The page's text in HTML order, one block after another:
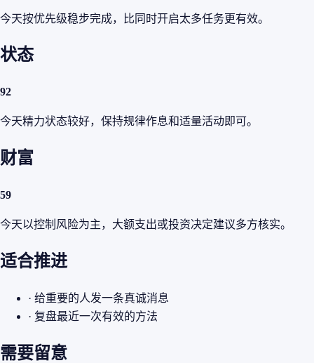
今天按优先级稳步完成，比同时开启太多任务更有效。
状态
92
今天精力状态较好，保持规律作息和适量活动即可。
财富
59
今天以控制风险为主，大额支出或投资决定建议多方核实。
适合推进
· 给重要的人发一条真诚消息
· 复盘最近一次有效的方法
需要留意